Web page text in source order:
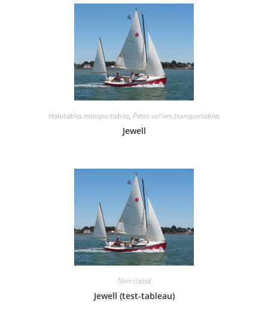
Habitables transportables, Petits voiliers transportables
Jewell
Non classé
Jewell (test-tableau)